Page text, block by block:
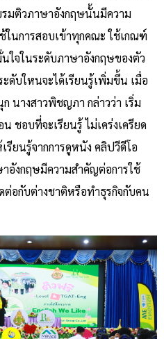
รมติวภาษาอังกฤษนั้นมีความ
ในการสอบเข้าทุกคณะ ใช้เกณฑ์
ใจในระดับภาษาอังกฤษของตัว
ะดับใหนจะได้เรียนรู้เพิ่มขึ้น เมื่อ
นางสาวพิชญภา กล่าวว่า เริ่ม
ชอบที่จะเรียนรู้ ไม่เคร่งเครียด
รียนรู้จากการดูหนัง คลิปวีดีโอ
อังกฤษมีความสำคัญต่อการใช้
ต่อกับต่างชาติหรือทำธุรกิจกับคน